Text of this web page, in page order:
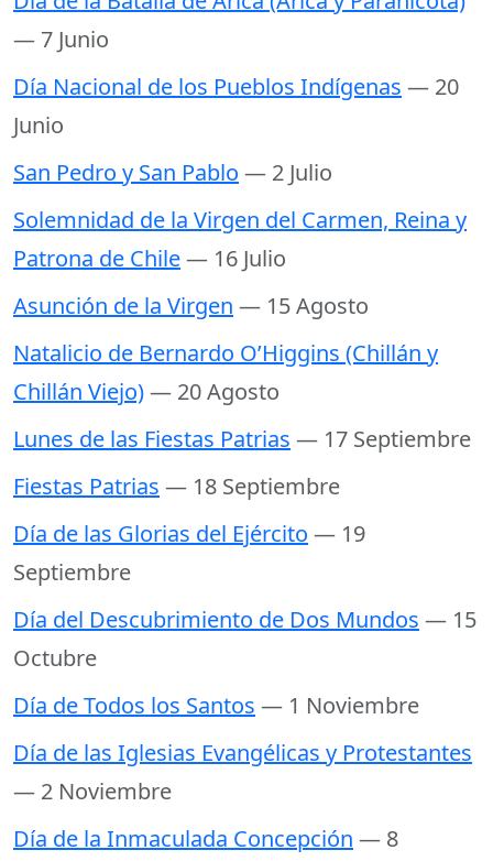
— 7 Junio
Día Nacional de los Pueblos Indígenas — 20
Junio
San Pedro y San Pablo — 2 Julio
Solemnidad de la Virgen del Carmen, Reina y
Patrona de Chile— 16 Julio
Asunción de la Virgen — 15 Agosto
Natalicio de Bernardo O’Higgins (Chillán y
Chillán Viejo)— 20 Agosto
Lunes de las Fiestas Patrias — 17 Septiembre
Fiestas Patrias — 18 Septiembre
Día de las Glorias del Ejército — 19
Septiembre
Día del Descubrimiento de Dos Mundos — 15
Octubre
Día de Todos los Santos — 1 Noviembre
Día de las Iglesias Evangélicas y Protestantes
— 2 Noviembre
Día de la Inmaculada Concepción — 8